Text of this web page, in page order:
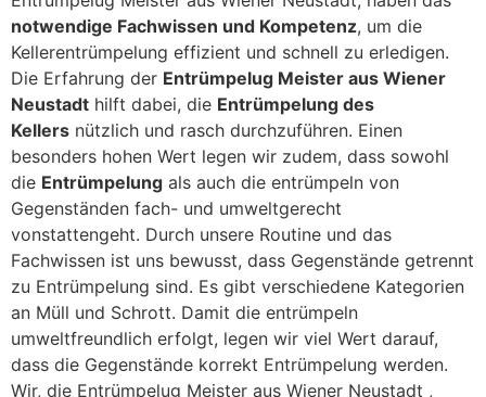
notwendige Fachwissen und Kompetenz, um die
Kellerentrümpelung effizient und schnell zu erledigen.
Die Erfahrung der Entrümpelug Meister aus Wiener
Neustadt hilft dabei, die Entrümpelung des
Kellers nützlich und rasch durchzuführen. Einen
besonders hohen Wert legen wir zudem, dass sowohl
die Entrümpelung als auch die entrümpeln von
Gegenständen fach- und umweltgerecht
vonstattengeht. Durch unsere Routine und das
Fachwissen ist uns bewusst, dass Gegenstände getrennt
zu Entrümpelung sind. Es gibt verschiedene Kategorien
an Müll und Schrott. Damit die entrümpeln
umweltfreundlich erfolgt, legen wir viel Wert darauf,
dass die Gegenstände korrekt Entrümpelung werden.
Wir, die Entrümpelug Meister aus Wiener Neustadt ,